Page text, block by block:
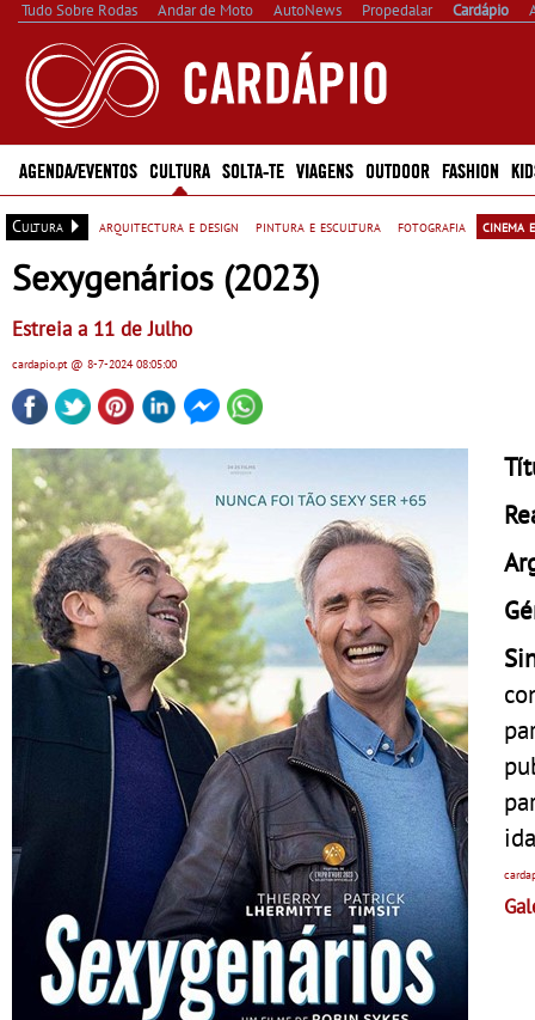
Tudo Sobre Rodas Andar de Moto AutoNews Propedalar Cardápio
AGENDA/EVENTOS CULTURA SOLTA-TE VIAGENS OUTDOOR FASHION
Cultura arquitectura e design pintura e escultura fotografia cinema
Sexygenários (2023)
Estreia a 11 de Julho
cardapio.pt@ 8-7-202408:05:00